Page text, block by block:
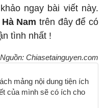
ngay bài viết này.
Hà Nam trên đây để có
tình nhất !
Nguồn: Chiasetainguyen.com
mảng nội dung tiện ích
của mình sẽ có ích cho